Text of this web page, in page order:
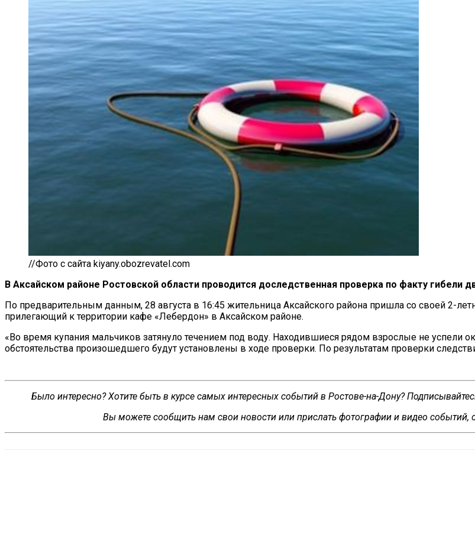
//Фото с сайта kiyany.obozrevatel.com
В Аксайском районе Ростовской области проводится доследственная проверка по факту гибели
По предварительным данным, 28 августа в 16:45 жительница Аксайского района пришла со своей 2-
прилегающий к территории кафе «Лебердон» в Аксайском районе.
«Во время купания мальчиков затянуло течением под воду. Находившиеся рядом взрослые не успели
обстоятельства произошедшего будут установлены в ходе проверки. По результатам проверки
Было интересно? Хотите быть в курсе самых интересных событий в Ростове-на-Дону?
Вы можете сообщить нам свои новости или прислать фотографии и видео событий,